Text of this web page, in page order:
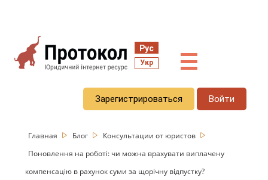
Рус
Укр ☰
Зарегистрироваться Войти
Главная Блог
Консультации от юристов
Поновлення на роботі: чи можна врахувати виплачену
компенсацію в рахунок суми за щорічну відпустку?